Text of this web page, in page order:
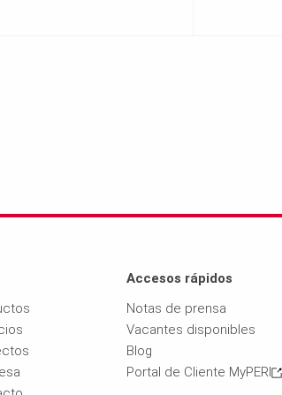
Accesos rápidos
Notas de prensa
Vacantes disponibles
Blog
Portal de Cliente MyPERI